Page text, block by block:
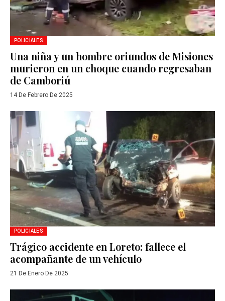
POLICIALES
Una niña y un hombre oriundos de Misiones
murieron en un choque cuando regresaban
de Camboriú
14 De Febrero De 2025
POLICIALES
Trágico accidente en Loreto: fallece el
acompañante de un vehículo
21 De Enero De 2025